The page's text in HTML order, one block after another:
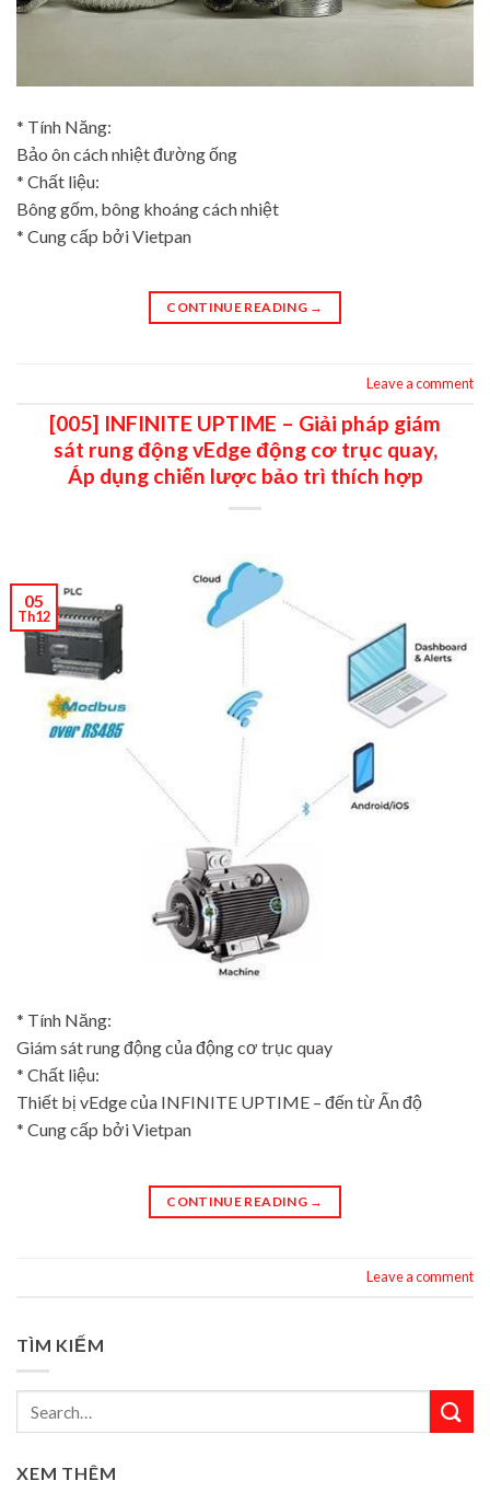
* Tính Năng:
Bảo ôn cách nhiệt đường ống
* Chất liệu:
Bông gốm, bông khoáng cách nhiệt
* Cung cấp bởi Vietpan
CONTINUE READING →
Leave a comment
[005] INFINITE UPTIME – Giải pháp giám
sát rung động vEdge động cơ trục quay,
Áp dụng chiến lược bảo trì thích hợp
05
Th12
* Tính Năng:
Giám sát rung động của động cơ trục quay
* Chất liệu:
Thiết bị vEdge của INFINITE UPTIME – đến từ Ấn độ
* Cung cấp bởi Vietpan
CONTINUE READING →
Leave a comment
TÌM KIẾM
XEM THÊM